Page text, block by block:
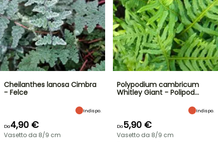
Cheilanthes lanosa Cimbra
- Felce
Indispo.
Da4,90 €
Vasetto da 8/9 cm
Polypodium cambricum
Whitley Giant - Polipod…
Indispo.
Da5,90 €
Vasetto da 8/9 cm